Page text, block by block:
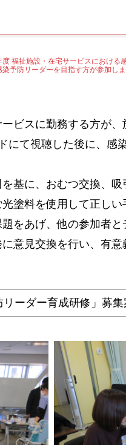
福祉施設・在宅サービスにおける
予防リーダーを目指す方が参加しま
ビスに勤務する方が
て視聴した後に、感
基に、おむつ交換、
塗料を使用して正しい
をあげ、他の参加者
意見交換を行い、有意
ーダー育成研修」募集